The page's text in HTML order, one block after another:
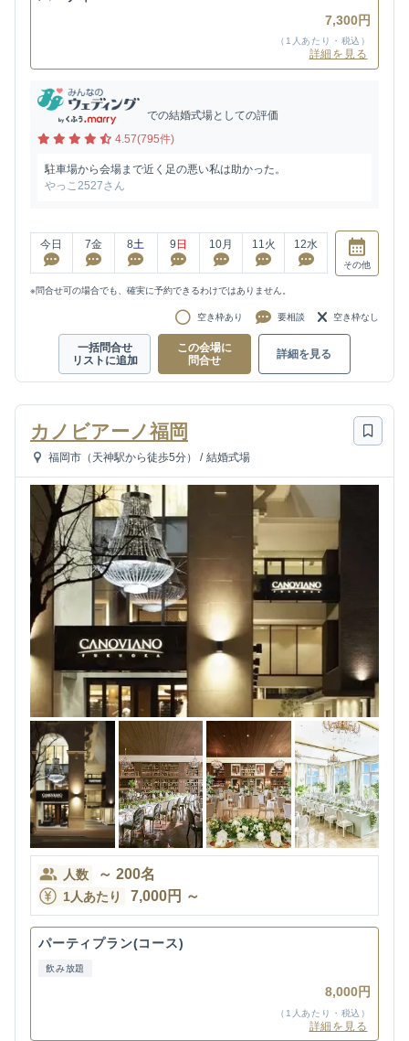
7,300円
（1人あたり・税込）
詳細を見る
での結婚式場としての評価
4.57(795件)
駐車場から会場まで近く足の悪い私は助かった。
やっこ2527さん
今日 7金 8土 9 日 10月 11火 12水
その他
※問合せ可の場合でも、確実に予約できるわけではありません。
空き枠あり 要相談 空き枠なし
一括問合せ
リストに追加
この会場に
問合せ
詳細を見る
カノビアーノ福岡
福岡市（天神駅から徒歩5分） / 結婚式場
人数 ～ 200名
1人あたり 7,000円 ～
パーティプラン(コース)
飲み放題
8,000円
（1人あたり・税込）
詳細を見る